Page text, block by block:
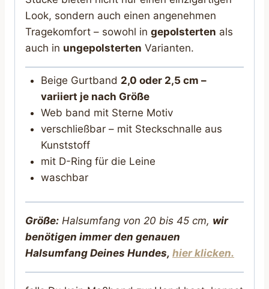
Look, sondern auch einen angenehmen
Tragekomfort – sowohl in gepolsterten als
auch in ungepolsterten Varianten.
Beige Gurtband 2,0 oder 2,5 cm –
variiert je nach Größe
Web band mit Sterne Motiv
verschließbar – mit Steckschnalle aus
Kunststoff
mit D-Ring für die Leine
waschbar
Größe: Halsumfang von 20 bis 45 cm, wir
benötigen immer den genauen
Halsumfang Deines Hundes, hier klicken.